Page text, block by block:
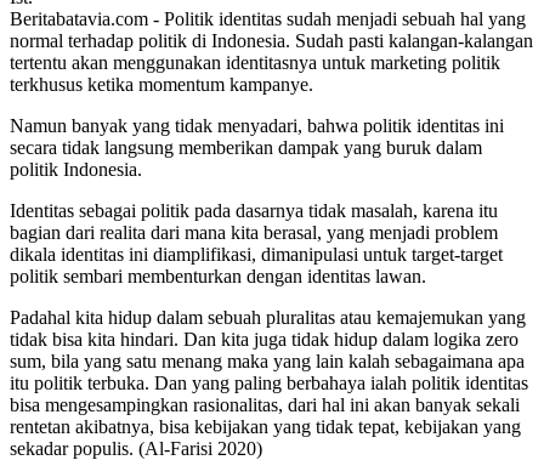
Beritabatavia.com - Politik identitas sudah menjadi sebuah hal yang
normal terhadap politik di Indonesia. Sudah pasti kalangan-kalangan
tertentu akan menggunakan identitasnya untuk marketing politik
terkhusus ketika momentum kampanye.
Namun banyak yang tidak menyadari, bahwa politik identitas ini
secara tidak langsung memberikan dampak yang buruk dalam
politik Indonesia.
Identitas sebagai politik pada dasarnya tidak masalah, karena itu
bagian dari realita dari mana kita berasal, yang menjadi problem
dikala identitas ini diamplifikasi, dimanipulasi untuk target-target
politik sembari membenturkan dengan identitas lawan.
Padahal kita hidup dalam sebuah pluralitas atau kemajemukan yang
tidak bisa kita hindari. Dan kita juga tidak hidup dalam logika zero
sum, bila yang satu menang maka yang lain kalah sebagaimana apa
itu politik terbuka. Dan yang paling berbahaya ialah politik identitas
bisa mengesampingkan rasionalitas, dari hal ini akan banyak sekali
rentetan akibatnya, bisa kebijakan yang tidak tepat, kebijakan yang
sekadar populis. (Al-Farisi 2020)